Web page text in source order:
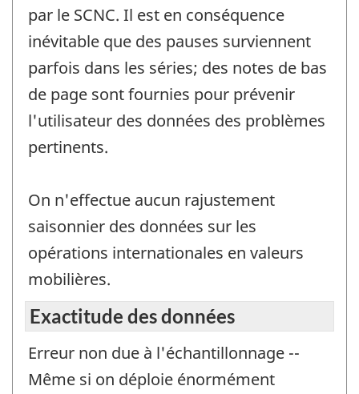
par le SCNC. Il est en conséquence
inévitable que des pauses surviennent
parfois dans les séries; des notes de bas
de page sont fournies pour prévenir
l'utilisateur des données des problèmes
pertinents.
On n'effectue aucun rajustement
saisonnier des données sur les
opérations internationales en valeurs
mobilières.
Exactitude des données
Erreur non due à l'échantillonnage --
Même si on déploie énormément